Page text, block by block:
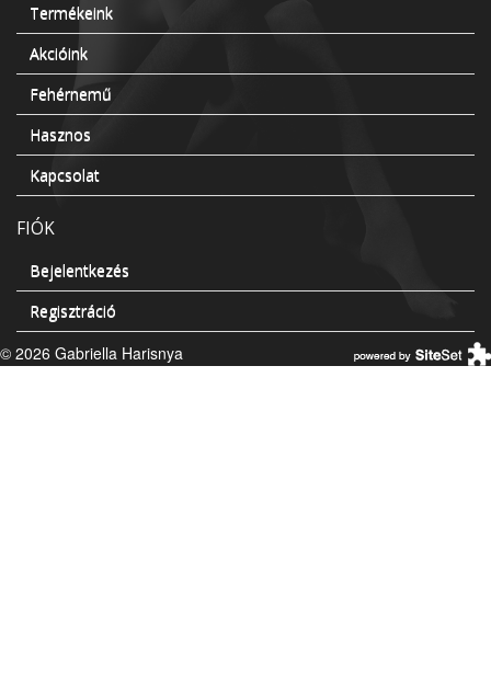
Termékeink
Akcióink
Fehérnemű
Hasznos
Kapcsolat
FIÓK
Bejelentkezés
Regisztráció
© 2026 Gabriella Harisnya